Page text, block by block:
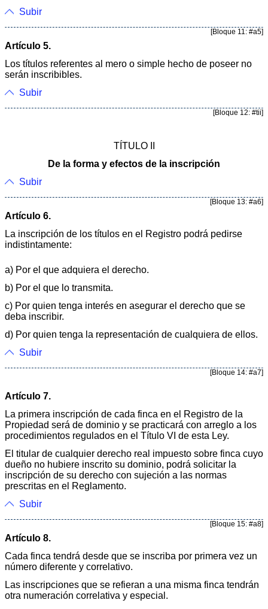
Subir
[Bloque 11: #a5]
Artículo 5.
Los títulos referentes al mero o simple hecho de poseer no
serán inscribibles.
Subir
[Bloque 12: #tii]
TÍTULO II
De la forma y efectos de la inscripción
Subir
[Bloque 13: #a6]
Artículo 6.
La inscripción de los títulos en el Registro podrá pedirse
indistintamente:
a) Por el que adquiera el derecho.
b) Por el que lo transmita.
c) Por quien tenga interés en asegurar el derecho que se
deba inscribir.
d) Por quien tenga la representación de cualquiera de ellos.
Subir
[Bloque 14: #a7]
Artículo 7.
La primera inscripción de cada finca en el Registro de la
Propiedad será de dominio y se practicará con arreglo a los
procedimientos regulados en el Título VI de esta Ley.
El titular de cualquier derecho real impuesto sobre finca cuyo
dueño no hubiere inscrito su dominio, podrá solicitar la
inscripción de su derecho con sujeción a las normas
prescritas en el Reglamento.
Subir
[Bloque 15: #a8]
Artículo 8.
Cada finca tendrá desde que se inscriba por primera vez un
número diferente y correlativo.
Las inscripciones que se refieran a una misma finca tendrán
otra numeración correlativa y especial.